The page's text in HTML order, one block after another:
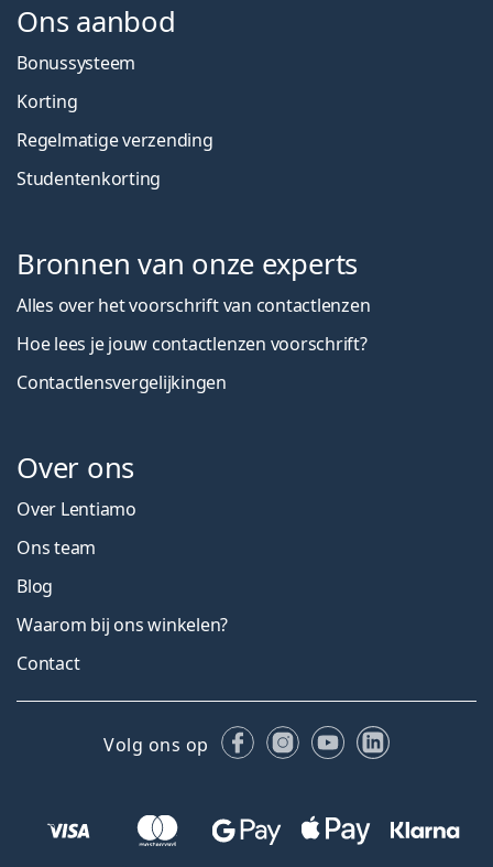
Ons aanbod
Bonussysteem
Korting
Regelmatige verzending
Studentenkorting
Bronnen van onze experts
Alles over het voorschrift van contactlenzen
Hoe lees je jouw contactlenzen voorschrift?
Contactlensvergelijkingen
Over ons
Over Lentiamo
Ons team
Blog
Waarom bij ons winkelen?
Contact
Volg ons op FacebookInstagram
YouTubeLinkedIn